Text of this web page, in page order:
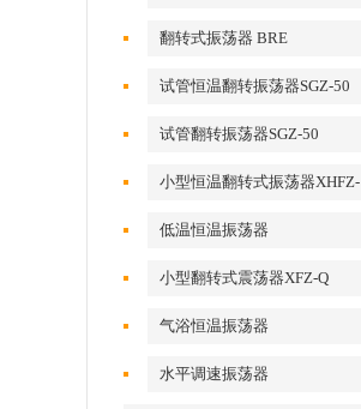
翻转式振荡器 BRE
试管恒温翻转振荡器SGZ-50
试管翻转振荡器SGZ-50
小型恒温翻转式振荡器XHFZ-
低温恒温振荡器
小型翻转式震荡器XFZ-Q
气浴恒温振荡器
水平调速振荡器